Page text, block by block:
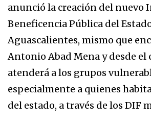
anunció la creación del nuevo
Beneficencia Pública del
Aguascalientes, mismo que
Antonio Abad Mena y desde el
atenderá a los grupos
especialmente a quienes
del estado, a través de los DIF